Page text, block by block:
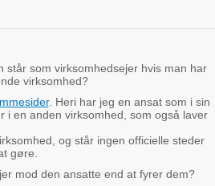
som virksomhedsejer hvis man har
virksomhed?
. Heri har jeg en ansat som i sin
en anden virksomhed, som også laver
og står ingen officielle steder
gøre.
mod den ansatte end at fyrer dem?